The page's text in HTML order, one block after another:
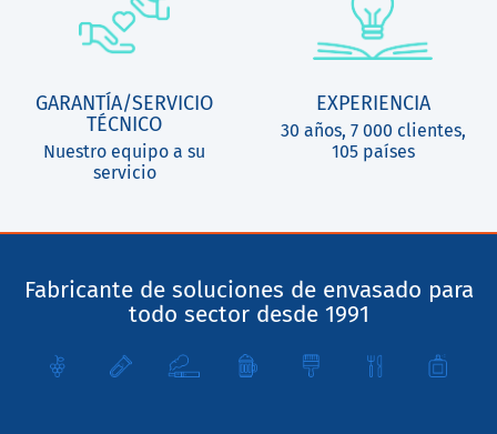
GARANTÍA/SERVICIO
TÉCNICO
Nuestro equipo a su
servicio
EXPERIENCIA
30 años, 7 000 clientes,
105 países
Fabricante de soluciones de envasado para
todo sector desde 1991